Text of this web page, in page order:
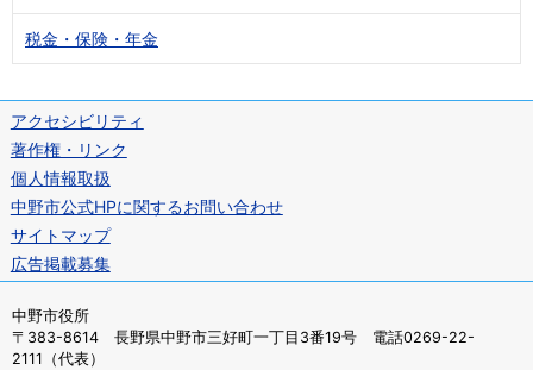
税金・保険・年金
アクセシビリティ
著作権・リンク
個人情報取扱
中野市公式HPに関するお問い合わせ
サイトマップ
広告掲載募集
中野市役所
〒383-8614 長野県中野市三好町一丁目3番19号 電話0269-22-
2111（代表）